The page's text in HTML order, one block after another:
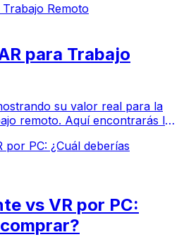
soluciones de realidad
para operaciones críticas.
Remoto
para Trabajo
su valor real para la
remoto. Aquí encontrarás los
de llenar tu escritorio
por PC: ¿Cuál deberías
vs VR por PC: